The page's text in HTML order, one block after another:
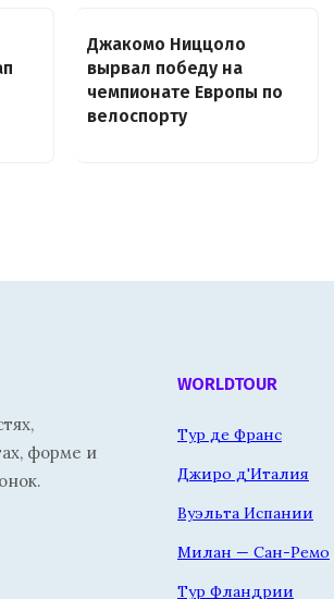
Джакомо Ниццоло
вырвал победу на
чемпионате Европы по
велоспорту
форме и
WORLDTOUR
Тур де Франс
Джиро д'Италия
Вуэльта Испании
Милан — Сан-Ремо
Тур Фландрии